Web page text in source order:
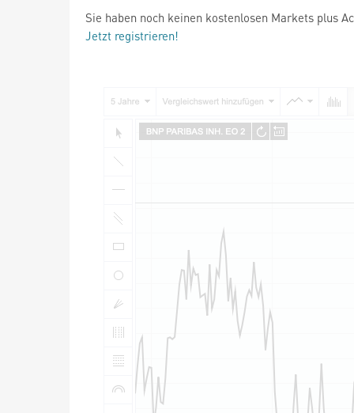
Sie haben noch keinen kostenlosen Markets plus
Jetzt registrieren!